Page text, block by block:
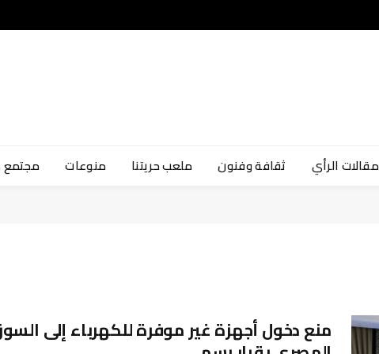
مقالات الرأي ثقافة وفنون ملعب حريتنا منوعات
منع دخول أجهزة غير موفرة للكهرباء إلى